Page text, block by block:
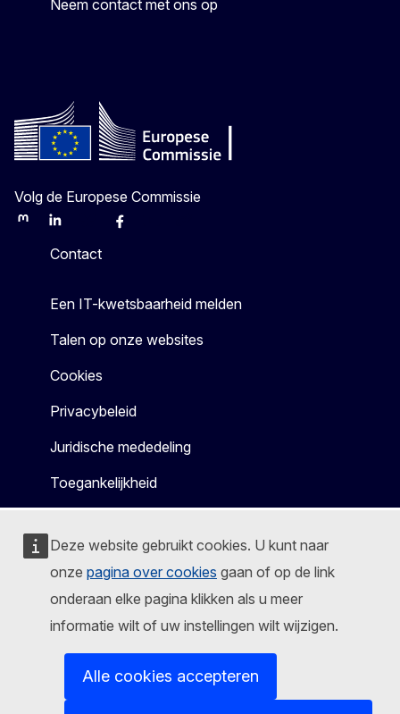
Deze website gebruikt cookies. U kunt naar
onze pagina over cookies gaan of op de link
onderaan elke pagina klikken als u meer
informatie wilt of uw instellingen wilt wijzigen.
Alle cookies accepteren
Neem contact met ons op
Volg de Europese Commissie
MastodonLinkedInBlueskyFacebook
Contact
Een IT-kwetsbaarheid melden
Talen op onze websites
Cookies
Privacybeleid
Juridische mededeling
Toegankelijkheid